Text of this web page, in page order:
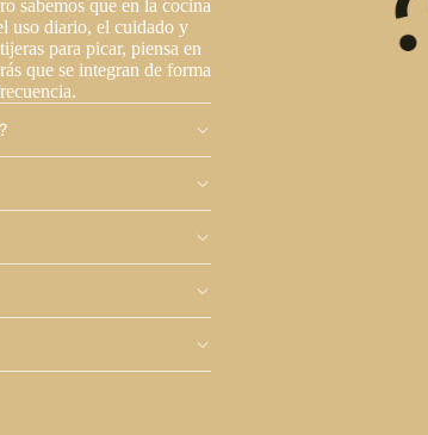
sabemos que en la cocina
uso diario, el cuidado y
para picar, piensa en
que se integran de forma